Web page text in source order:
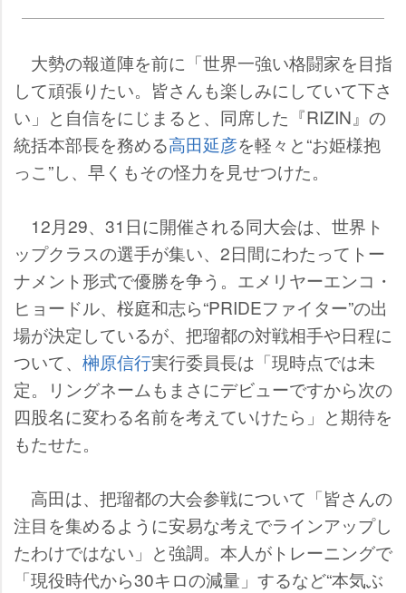
大勢の報道陣を前に「世界一強い格闘家を目指
して頑張りたい。皆さんも楽しみにしていて下さ
い」と自信をにじまると、同席した『RIZIN』の
統括本部長を務める高田延彦を軽々と“お姫様抱
っこ”し、早くもその怪力を見せつけた。
12月29、31日に開催される同大会は、世界ト
ップクラスの選手が集い、2日間にわたってトー
ナメント形式で優勝を争う。エメリヤーエンコ・
ヒョードル、桜庭和志ら“PRIDEファイター”の出
場が決定しているが、把瑠都の対戦相手や日程に
ついて、 榊原信行実行委員長は「現時点では未
定。リングネームもまさにデビューですから次の
四股名に変わる名前を考えていけたら」と期待を
もたせた。
高田は、把瑠都の大会参戦について「皆さんの
注目を集めるように安易な考えでラインアップし
たわけではない」と強調。本人がトレーニングで
「現役時代から30キロの減量」するなど“本気ぶ